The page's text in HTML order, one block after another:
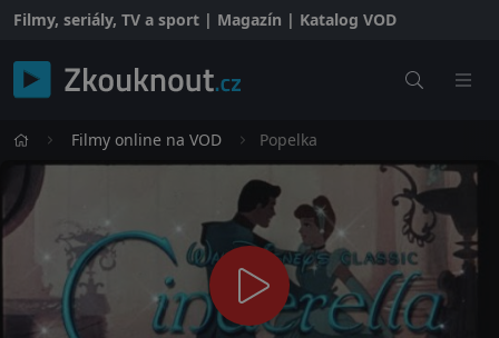
Filmy, seriály, TV a sport | Magazín | Katalog VOD
Filmy online na VOD Popelka